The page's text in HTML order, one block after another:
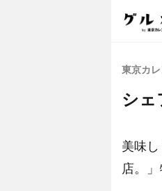
東京カ
シェ
美味
店。」